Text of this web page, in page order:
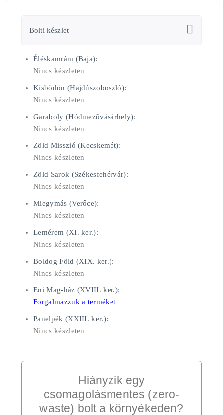
Bolti készlet
Éléskamrám (Baja):
Nincs készleten
Kisbödön (Hajdúszoboszló):
Nincs készleten
Garaboly (Hódmezõvásárhely):
Nincs készleten
Zöld Misszió (Kecskemét):
Nincs készleten
Zöld Sarok (Székesfehérvár):
Nincs készleten
Miegymás (Verőce):
Nincs készleten
Lemérem (XI. ker.):
Nincs készleten
Boldog Föld (XIX. ker.):
Nincs készleten
Eni Mag-ház (XVIII. ker.):
Forgalmazzuk a terméket
Panelpék (XXIII. ker.):
Nincs készleten
Hiányzik egy
csomagolásmentes (zero-
waste) bolt a környékeden?